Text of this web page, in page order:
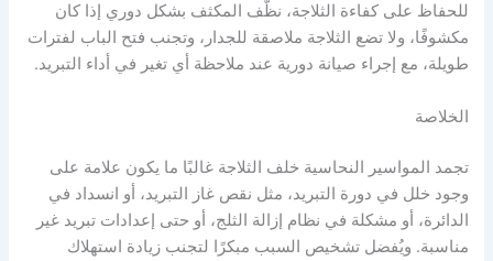
للحفاظ على كفاءة الثلاجة، نظّف المكثف بشكل دوري إذا كان
مكشوفًا، ولا تضع الثلاجة ملاصقة للجدار، وتجنب فتح الباب لفترات
طويلة، مع إجراء صيانة دورية عند ملاحظة أي تغير في أداء التبريد.
الخلاصة
تجمد المواسير النحاسية خلف الثلاجة غالبًا ما يكون علامة على
وجود خلل في دورة التبريد، مثل نقص غاز التبريد، أو انسداد في
الدائرة، أو مشكلة في نظام إزالة الثلج، أو حتى إعدادات تبريد غير
مناسبة. ويُفضل تشخيص السبب مبكرًا لتجنب زيادة استهلاك